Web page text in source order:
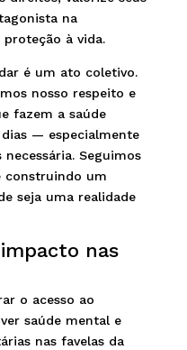
na
à vida.
é um ato coletivo.
nosso respeito e
fazem a saúde
— especialmente
Seguimos
construindo um
seja uma realidade
nas
o acesso ao
saúde mental e
nas favelas da